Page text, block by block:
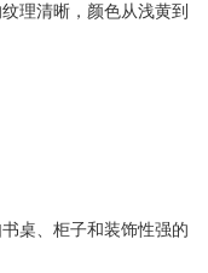
理清晰，颜色从浅黄到
桌、柜子和装饰性强的